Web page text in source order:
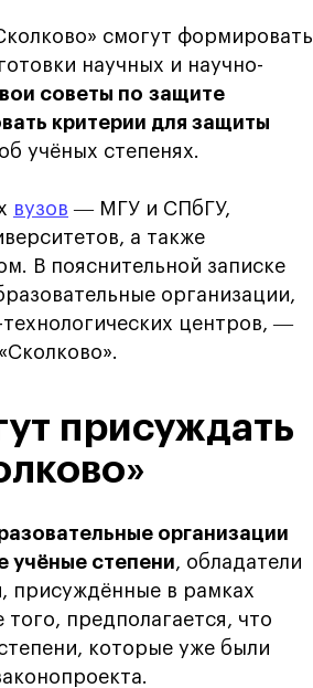
смогут формировать
научных и научно-
советы по защите
критерии для защиты
учёных степенях.
вузов ― МГУ и СПбГУ,
а также
В пояснительной записке
организации,
центров, ―
присуждать
организации
учёные степени, обладатели
присуждённые в рамках
предполагается, что
которые уже были